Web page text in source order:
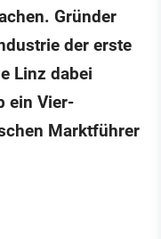
Gründer
der erste
Linz dabei
ein Vier-
Marktführer